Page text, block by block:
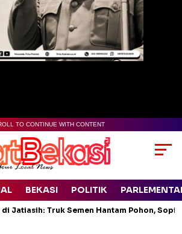
TO CONTINUE WITH CONTENT
BEKASI POLITIK
Jatiasih: Truk Semen Hantam Pohon,